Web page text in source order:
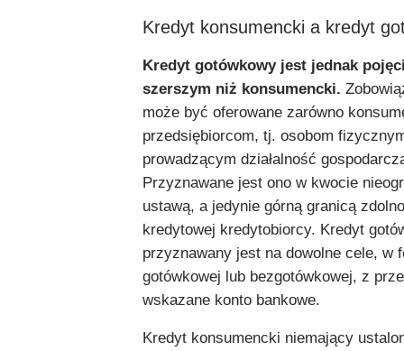
Kredyt konsumencki a kredyt
Kredyt gotówkowy jest jednak
szerszym niż konsumencki.
może być oferowane zarówno
przedsiębiorcom, tj. osobom
prowadzącym działalność
Przyznawane jest ono w kwocie
ustawą, a jedynie górną granicą
kredytowej kredytobiorcy. Kredyt
przyznawany jest na dowolne cele, w
gotówkowej lub bezgotówkowej, z
wskazane konto bankowe.
Kredyt konsumencki niemający